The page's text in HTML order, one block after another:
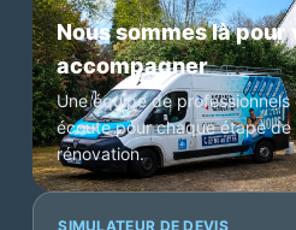
Nous sommes là pour
accompagner
Une équipe de professionnels
écoute pour chaque étape
rénovation.
SIMULATEUR DE DEVIS